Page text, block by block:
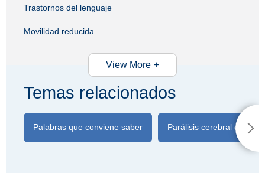
Trastornos del lenguaje
Movilidad reducida
View More
Temas relacionados
Palabras que conviene saber Parálisis cerebral